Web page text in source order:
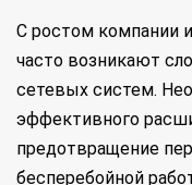
С ростом компании
часто возникают
сетевых систем.
эффективного
предотвращение
бесперебойной